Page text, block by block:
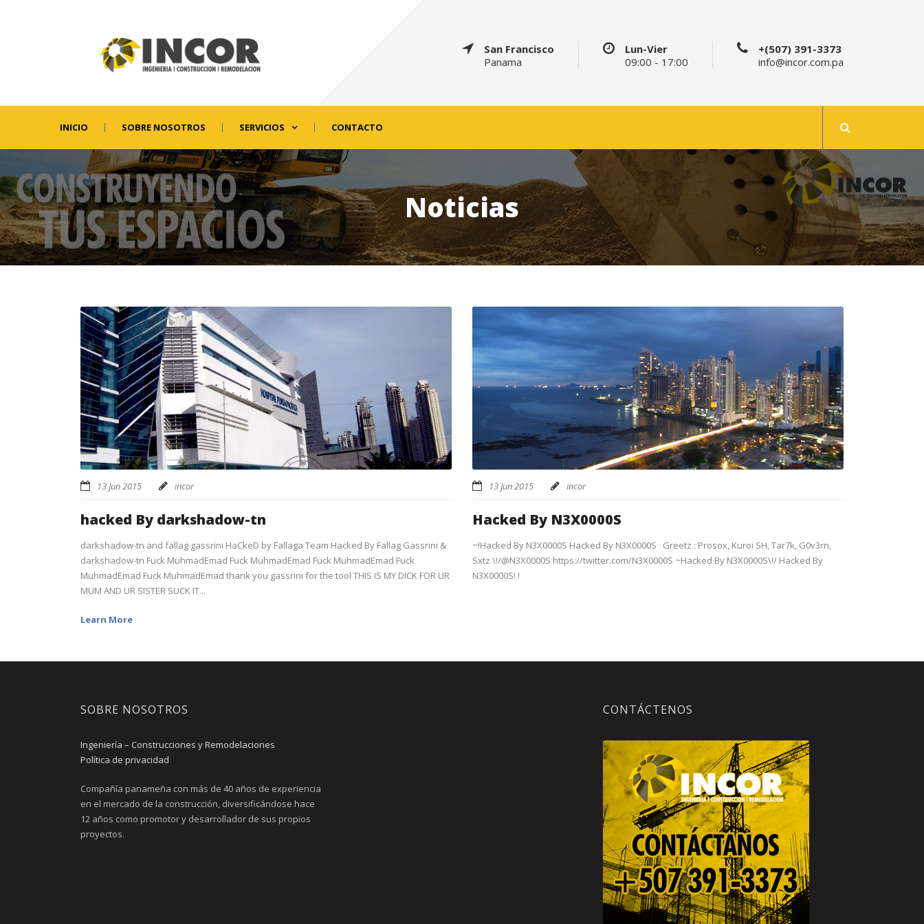
San Francisco
Panama
Lun-Vier
09:00 - 17:00
+(507) 391-3373
info@incor.com.pa
INICIO SOBRE NOSOTROS SERVICIOS CONTACTO
Noticias
13 Jun 2015 incor
hacked By darkshadow-tn
darkshadow-tn and fallag gassrini HaCkeD by Fallaga Team Hacked By Fallag Gassrini &
darkshadow-tn Fuck MuhmadEmad Fuck MuhmadEmad Fuck MuhmadEmad Fuck
MuhmadEmad Fuck MuhmadEmad thank you gassrini for the tool THIS IS MY DICK FOR UR
MUM AND UR SISTER SUCK IT...
Learn More
13 Jun 2015 incor
Hacked By N3X0000S
~!Hacked By N3X0000S Hacked By N3X0000S Greetz : Prosox, Kuroi SH, Tar7k, G0v3rn,
Sxtz \!/@N3X0000S https://twitter.com/N3X0000S ~Hacked By N3X0000S\!/ Hacked By
N3X0000S! !
SOBRE NOSOTROS
Ingeniería – Construcciones y Remodelaciones
Política de privacidad
Compañía panameña con más de 40 años de experiencia
en el mercado de la construcción, diversificándose hace
12 años como promotor y desarrollador de sus propios
proyectos.
CONTÁCTENOS